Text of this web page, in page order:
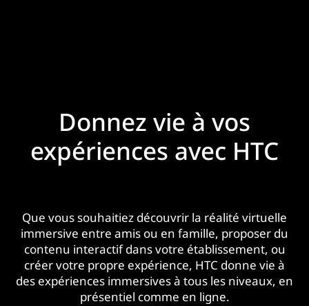
Donnez vie à vos
expériences avec HTC
Que vous souhaitiez découvrir la réalité virtuelle
immersive entre amis ou en famille, proposer du
contenu interactif dans votre établissement, ou
créer votre propre expérience, HTC donne vie à
des expériences immersives à tous les niveaux, en
présentiel comme en ligne.